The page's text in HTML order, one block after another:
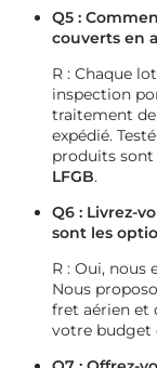
Q5 :
couverts en
R : Chaque
inspection
traitement
expédié.
produits
LFGB.
Q6 : Livrez-
sont les
R : Oui, nous
Nous
fret aérien et
votre budget